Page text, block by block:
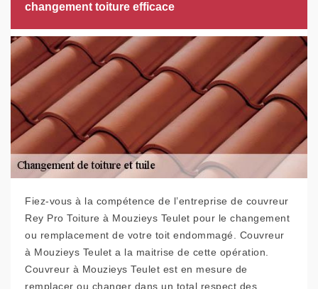
changement toiture efficace
Fiez-vous à la compétence de l’entreprise de couvreur
Rey Pro Toiture à Mouzieys Teulet pour le changement
ou remplacement de votre toit endommagé. Couvreur
à Mouzieys Teulet a la maitrise de cette opération.
Couvreur à Mouzieys Teulet est en mesure de
remplacer ou changer dans un total respect des